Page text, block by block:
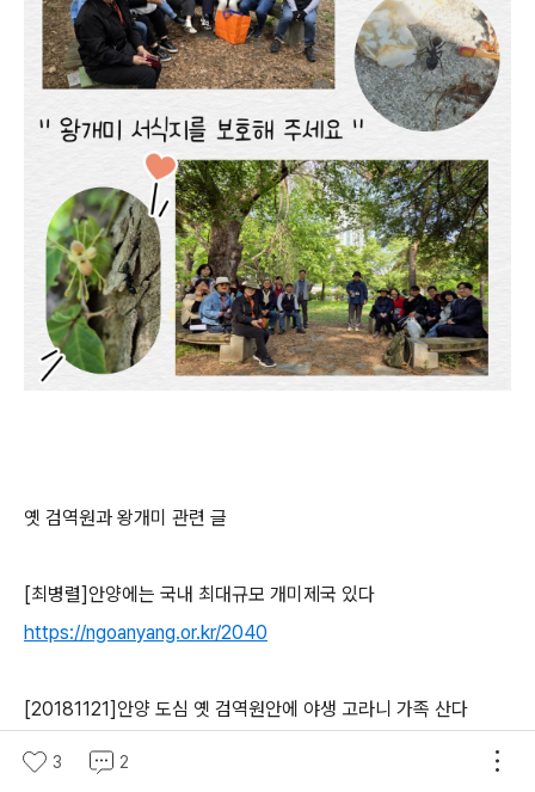
옛 검역원과 왕개미 관련 글
[최병렬]안양에는 국내 최대규모 개미제국 있다
https://ngoanyang.or.kr/2040
[20181121]안양 도심 옛 검역원안에 야생 고라니 가족 산다
https://anyangbank.tistory.com/4539
3 2